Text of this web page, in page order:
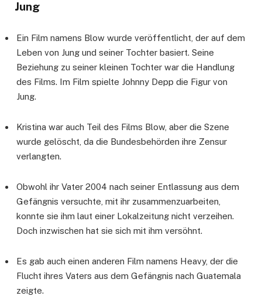
Jung
Ein Film namens Blow wurde veröffentlicht, der auf dem
Leben von Jung und seiner Tochter basiert. Seine
Beziehung zu seiner kleinen Tochter war die Handlung
des Films. Im Film spielte Johnny Depp die Figur von
Jung.
Kristina war auch Teil des Films Blow, aber die Szene
wurde gelöscht, da die Bundesbehörden ihre Zensur
verlangten.
Obwohl ihr Vater 2004 nach seiner Entlassung aus dem
Gefängnis versuchte, mit ihr zusammenzuarbeiten,
konnte sie ihm laut einer Lokalzeitung nicht verzeihen.
Doch inzwischen hat sie sich mit ihm versöhnt.
Es gab auch einen anderen Film namens Heavy, der die
Flucht ihres Vaters aus dem Gefängnis nach Guatemala
zeigte.